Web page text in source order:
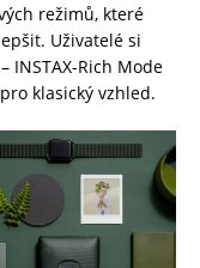
režimů, které
Uživatelé si
INSTAX-Rich Mode
klasický vzhled.